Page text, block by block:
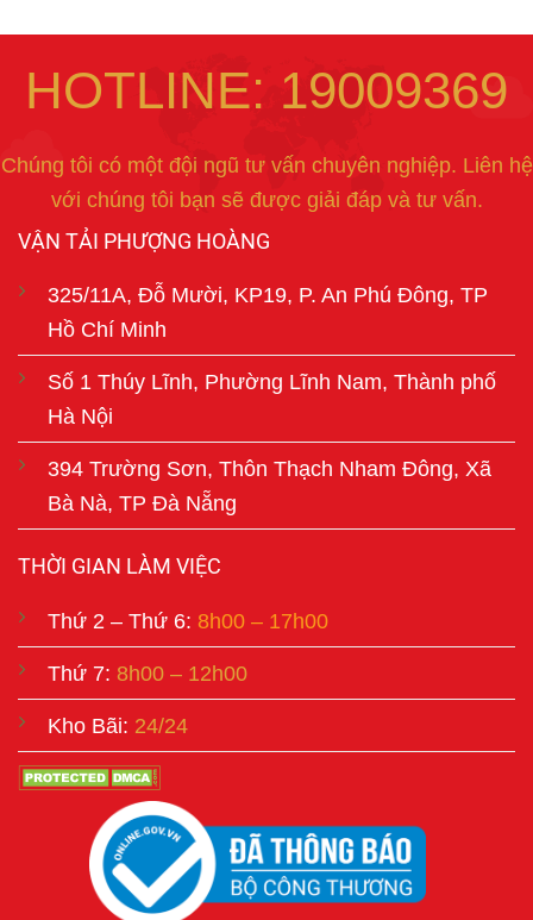
HOTLINE: 19009369
Chúng tôi có một đội ngũ tư vấn chuyên nghiệp. Liên hệ
với chúng tôi bạn sẽ được giải đáp và tư vấn.
VẬN TẢI PHƯỢNG HOÀNG
325/11A, Đỗ Mười, KP19, P. An Phú Đông, TP
Hồ Chí Minh
Số 1 Thúy Lĩnh, Phường Lĩnh Nam, Thành phố
Hà Nội
394 Trường Sơn, Thôn Thạch Nham Đông, Xã
Bà Nà, TP Đà Nẵng
THỜI GIAN LÀM VIỆC
Thứ 2 – Thứ 6: 8h00 – 17h00
Thứ 7: 8h00 – 12h00
Kho Bãi: 24/24